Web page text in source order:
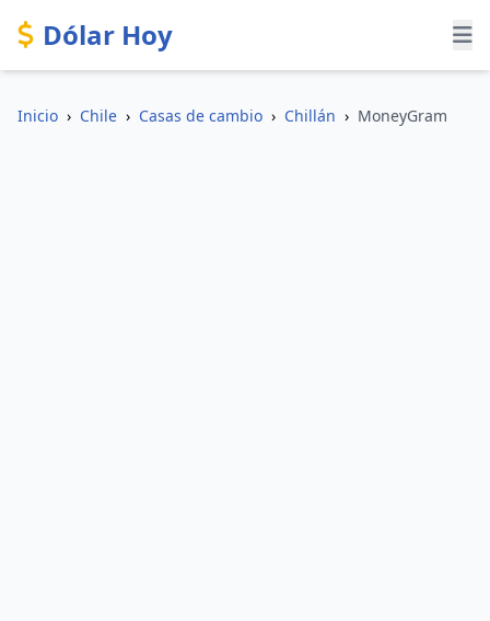
Dólar Hoy
Inicio › Chile › Casas de cambio › Chillán › MoneyGram